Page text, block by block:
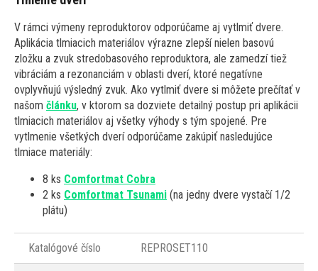
V rámci výmeny reproduktorov odporúčame aj vytlmiť dvere.
Aplikácia tlmiacich materiálov výrazne zlepší nielen basovú
zložku a zvuk stredobasového reproduktora, ale zamedzí tiež
vibráciám a rezonanciám v oblasti dverí, ktoré negatívne
ovplyvňujú výsledný zvuk. Ako vytlmiť dvere si môžete prečítať v
našom článku, v ktorom sa dozviete detailný postup pri aplikácii
tlmiacich materiálov aj všetky výhody s tým spojené. Pre
vytlmenie všetkých dverí odporúčame zakúpiť nasledujúce
tlmiace materiály:
8 ks Comfortmat Cobra
2 ks Comfortmat Tsunami (na jedny dvere vystačí 1/2
plátu)
Katalógové číslo REPROSET110